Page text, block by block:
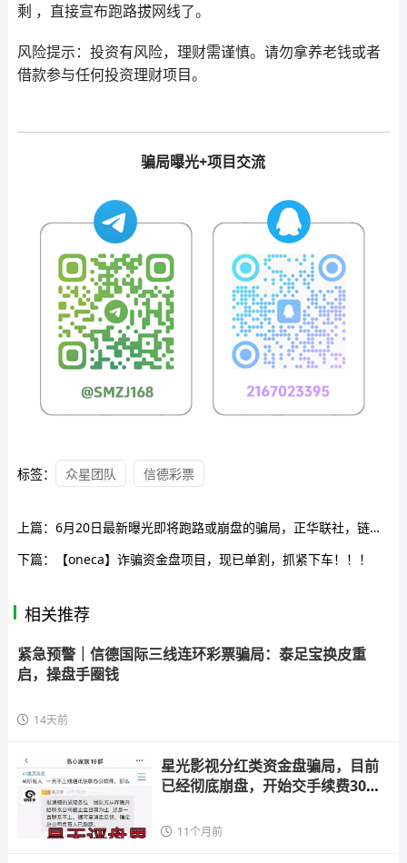
剩 ，直接宣布跑路拔网线了。
风险提示：投资有风险，理财需谨慎。请勿拿养老钱或者
借款参与任何投资理财项目。
骗局曝光+项目交流
标签： 众星团队 信德彩票
上篇： 6月20日最新曝光即将跑路或崩盘的骗局，正华联社，链商圈，中永国昌，福合优选，S2M短剧传媒，有你参与的吗？
下篇：
【oneca】诈骗资金盘项目，现已单割，抓紧下车！！！
相关推荐
紧急预警｜信德国际三线连环彩票骗局：泰足宝换皮重
启，操盘手圈钱
14天前
星光影视分红类资金盘骗局，目前
已经彻底崩盘，开始交手续费30%
11个月前